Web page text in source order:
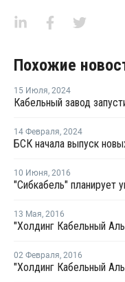
Похожие
15 Июля, 2024
14 Февраля, 2024
БСК начала выпуск
10 Июня, 2016
13 Мая, 2016
02 Февраля, 2016